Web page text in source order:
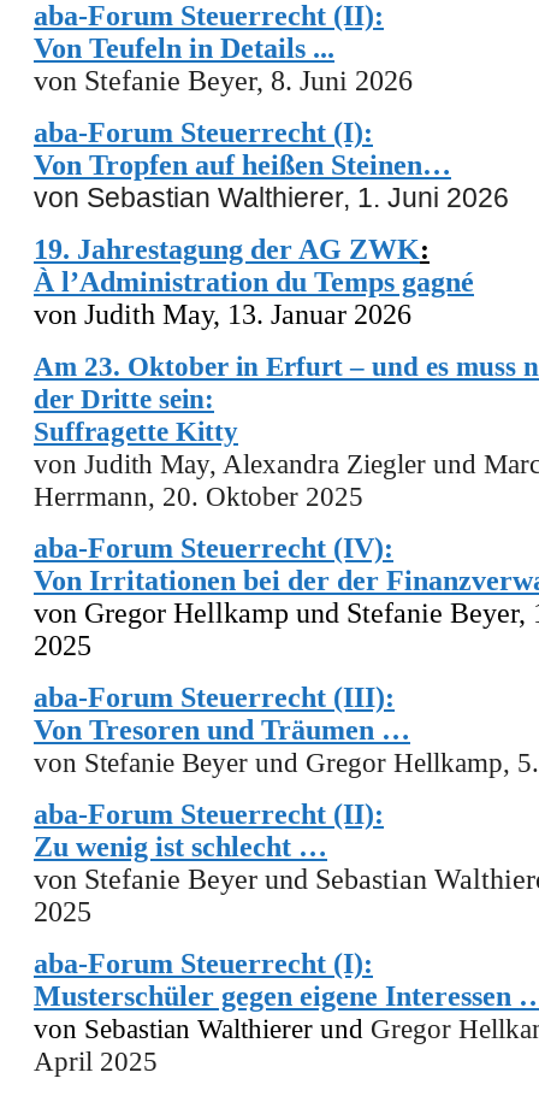
aba-Forum Steuerrecht (II):
Von Teufeln in Details ...
von Stefanie Beyer, 8. Juni 2026
aba-Forum Steuerrecht (I):
Von Tropfen auf heißen Steinen…
von Sebastian Walthierer, 1. Juni 2026
19. Jahrestagung der AG ZWK:
À l’Administration du Temps gagné
von Judith May, 13. Januar 2026
Am 23. Oktober in Erfurt – und es muss
der Dritte sein:
Suffragette Kitty
von Judith May, Alexandra Ziegler und
Herrmann, 20. Oktober 2025
aba-Forum Steuerrecht (IV):
Von Irritationen bei der der
von Gregor Hellkamp und Stefanie Beyer,
2025
aba-Forum Steuerrecht (III):
Von Tresoren und Träumen …
von Stefanie Beyer und Gregor Hellkamp,
aba-Forum Steuerrecht (II):
Zu wenig ist schlecht …
von Stefanie Beyer und Sebastian
2025
aba-Forum Steuerrecht (I):
Musterschüler gegen eigene Interessen
von Sebastian Walthierer und Gregor
April 2025